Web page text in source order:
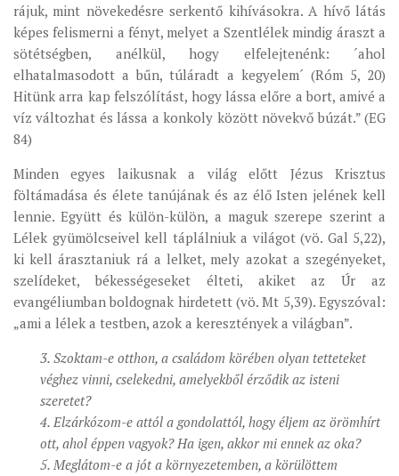
rájuk, mint növekedésre serkentő kihívásokra. A hívő látás
képes felismerni a fényt, melyet a Szentlélek mindig áraszt a
sötétségben, anélkül, hogy elfelejtenénk: ´ahol
elhatalmasodott a bűn, túláradt a kegyelem´ (Róm 5, 20)
Hitünk arra kap felszólítást, hogy lássa előre a bort, amivé a
víz változhat és lássa a konkoly között növekvő búzát.” (EG
84)
Minden egyes laikusnak a világ előtt Jézus Krisztus
föltámadása és élete tanújának és az élő Isten jelének kell
lennie. Együtt és külön-külön, a maguk szerepe szerint a
Lélek gyümölcseivel kell táplálniuk a világot (vö. Gal 5,22),
ki kell árasztaniuk rá a lelket, mely azokat a szegényeket,
szelídeket, békességeseket élteti, akiket az Úr az
evangéliumban boldognak hirdetett (vö. Mt 5,39). Egyszóval:
„ami a lélek a testben, azok a keresztények a világban”.
3. Szoktam-e otthon, a családom körében olyan tetteteket
véghez vinni, cselekedni, amelyekből érződik az isteni
szeretet?
4. Elzárkózom-e attól a gondolattól, hogy éljem az örömhírt
ott, ahol éppen vagyok? Ha igen, akkor mi ennek az oka?
5. Meglátom-e a jót a környezetemben, a körülöttem